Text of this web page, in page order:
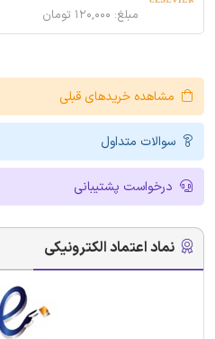
مبلغ: ۱۲۰,۰۰۰ تومان
مشاهده خریدهای قبلی
سوالات متداول
درخواست پشتیبانی
نماد اعتماد الکترونیکی